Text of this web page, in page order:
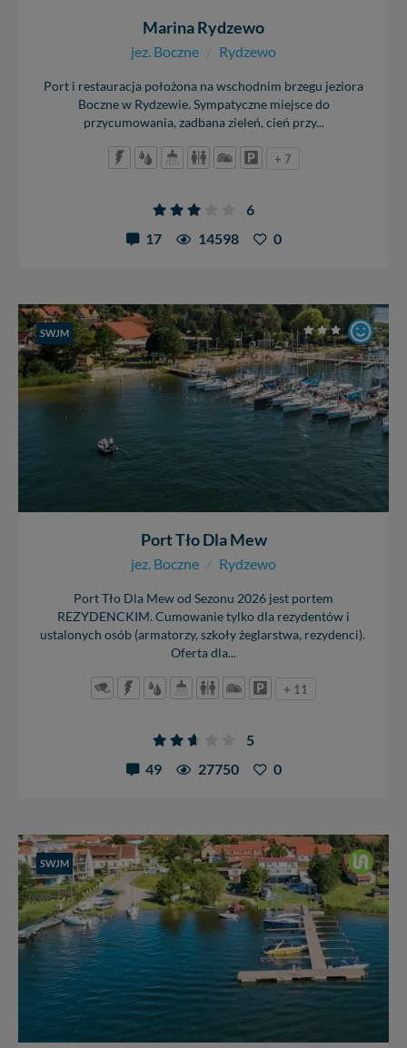
Marina Rydzewo
jez. Boczne / Rydzewo
Port i restauracja położona na wschodnim brzegu jeziora
Boczne w Rydzewie. Sympatyczne miejsce do
przycumowania, zadbana zieleń, cień przy...
+ 7
6
17
14598 0
SWJM
Port Tło Dla Mew
jez. Boczne / Rydzewo
Port Tło Dla Mew od Sezonu 2026 jest portem
REZYDENCKIM. Cumowanie tylko dla rezydentów i
ustalonych osób (armatorzy, szkoły żeglarstwa, rezydenci).
Oferta dla...
+ 11
5
49
27750 0
SWJM